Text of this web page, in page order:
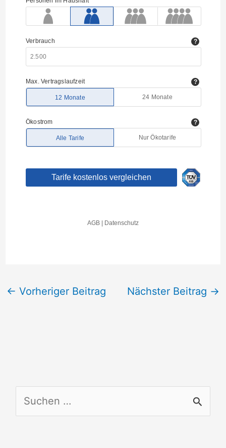
← Vorheriger Beitrag Nächster Beitrag →
u